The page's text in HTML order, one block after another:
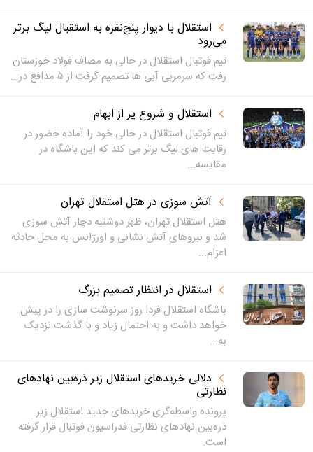
استقلال با دیوار پنج‌نفره به استقبال لیگ برتر
می‌رود
تیم فوتبال استقلال در حالی به مصاف فولاد خوزستان
رفت که سرمربی آبی ها تصمیم گرفت از ۵ مدافع در...
استقلال و شروع پر از ابهام
تیم فوتبال استقلال در حالی خود را آماده حضور در
رقابت های لیگ برتر می کند که این باشگاه در
مقایسه...
آتش سوزی در هتل استقلال تهران
هتل استقلال تهران، ظهر دوشنبه دچار آتش سوزی
شد و نیروهای آتش نشانی و اورژانس به محل حادثه
اعزام...
استقلال در انتظار تصمیم بزرگ
باشگاه استقلال فردا روز سرنوشت سازی را در پیش
خواهد داشت و به احتمال زیاد و با گذشت نزدیک
به...
دلالی خریدهای استقلال زیر ذره‌بین نهادهای
نظارتی
پرونده واسطه‌گری خریدهای جدید استقلال زیر
ذره‌بین نهادهای نظارتی فدراسیون فوتبال قرار گرفته
است.